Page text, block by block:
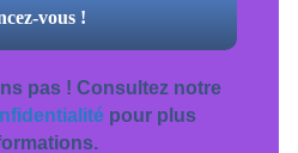
pas ! Consultez notre
pour plus